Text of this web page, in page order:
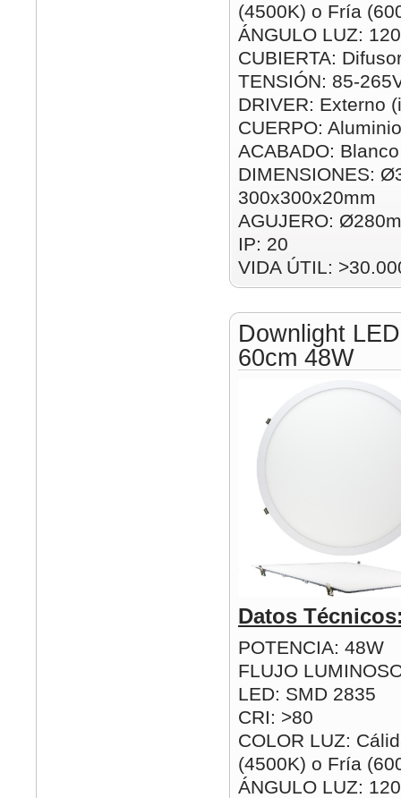
(4500K) o Fría
ÁNGULO LUZ:
CUBIERTA:
TENSIÓN: 85-
DRIVER: Externo
CUERPO: Aluminio
ACABADO: Blanco
DIMENSIONES:
300x300x20mm
AGUJERO:
IP: 20
VIDA ÚTIL:
Downlight
60cm 48W
Datos
POTENCIA: 48W
FLUJO
LED: SMD 2835
CRI: >80
COLOR LUZ:
(4500K) o Fría
ÁNGULO LUZ: